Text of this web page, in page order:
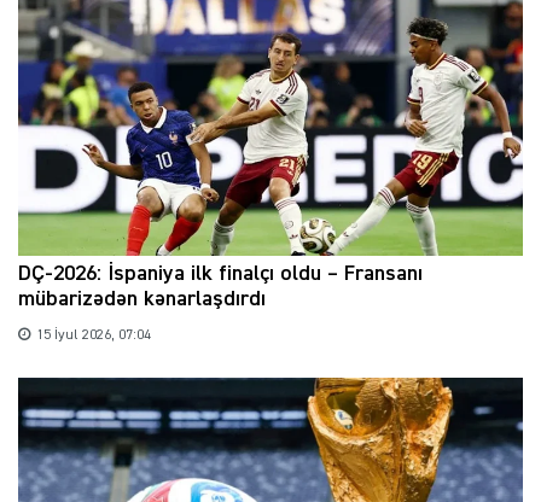
DÇ-2026: İspaniya ilk finalçı oldu – Fransanı
mübarizədən kənarlaşdırdı
15 İyul 2026, 07:04